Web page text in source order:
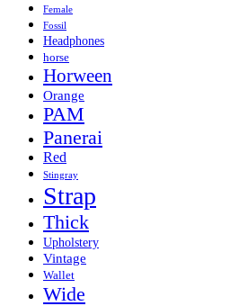
Female
Fossil
Headphones
horse
Horween
Orange
PAM
Panerai
Red
Stingray
Strap
Thick
Upholstery
Vintage
Wallet
Wide